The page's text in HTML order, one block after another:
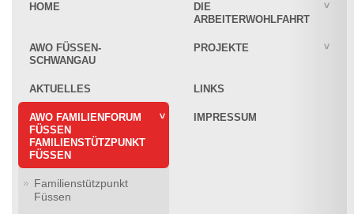
HOME
DIE
ARBEITERWOHLFAHRT
AWO FÜSSEN-
SCHWANGAU
PROJEKTE
AKTUELLES LINKS
AWO FAMILIENFORUM
FÜSSEN
FAMILIENSTÜTZPUNKT
FÜSSEN
Familienstützpunkt
Füssen
IMPRESSUM